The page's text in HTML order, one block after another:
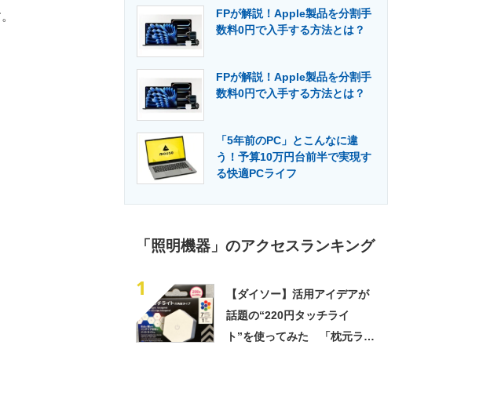
FPが解説！Apple製品を分割手
数料0円で入手する方法とは？
FPが解説！Apple製品を分割手
数料0円で入手する方法とは？
「5年前のPC」とこんなに違
う！予算10万円台前半で実現す
る快適PCライフ
「照明機器」のアクセスランキング
1
【ダイソー】活用アイデアが
話題の“220円タッチライ
ト”を使ってみた 「枕元ライ